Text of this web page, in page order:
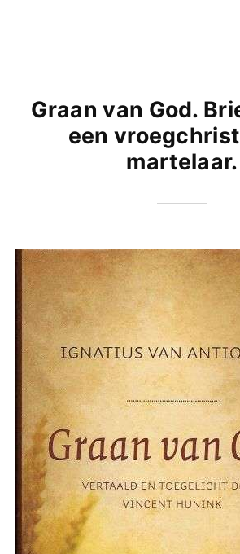
Graan van God.
een
martelaar.